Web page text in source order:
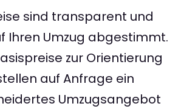
sind transparent und
Ihren Umzug abgestimmt.
zur Orientierung
auf Anfrage ein
Umzugsangebot